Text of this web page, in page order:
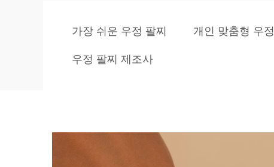
가장 쉬운 우정 팔찌 개인 맞춤형 우
우정 팔찌 제조사